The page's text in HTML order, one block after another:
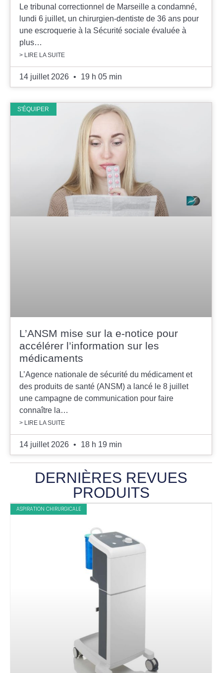
Le tribunal correctionnel de Marseille a condamné,
lundi 6 juillet, un chirurgien-dentiste de 36 ans pour
une escroquerie à la Sécurité sociale évaluée à
plus…
> LIRE LA SUITE
14 juillet 2026 19 h 05 min
S'ÉQUIPER
L’ANSM mise sur la e-notice pour
accélérer l’information sur les
médicaments
L’Agence nationale de sécurité du médicament et
des produits de santé (ANSM) a lancé le 8 juillet
une campagne de communication pour faire
connaître la…
> LIRE LA SUITE
14 juillet 2026 18 h 19 min
DERNIÈRES REVUES
PRODUITS
ASPIRATION CHIRURGICALE